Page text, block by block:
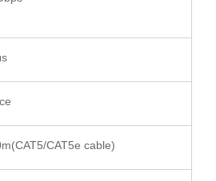
CAT5e cable)